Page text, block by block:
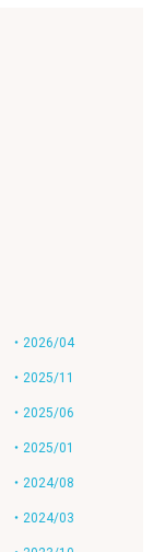
・2026/04
・2025/11
・2025/06
・2025/01
・2024/08
・2024/03